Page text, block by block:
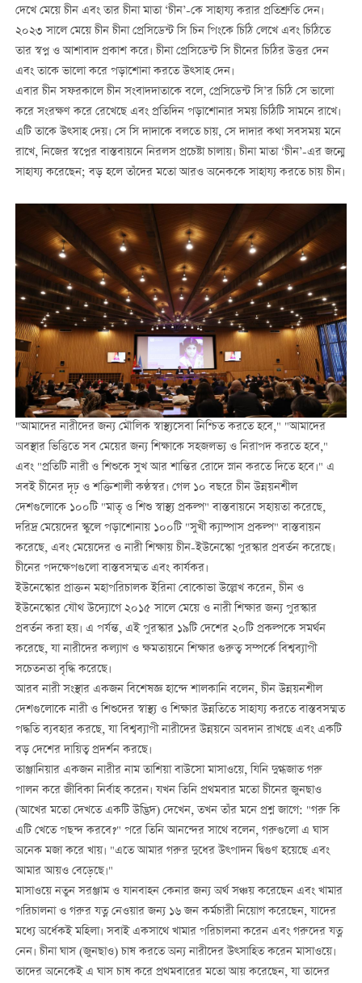
দেখে মেয়ে চীন এবং তার চীনা মাতা ‘চীন’-কে সাহায্য করার প্রতিশ্রুতি দেন।
২০২৩ সালে মেয়ে চীন চীনা প্রেসিডেন্ট সি চিন পিংকে চিঠি লেখে এবং চিঠিতে
তার স্বপ্ন ও আশাবাদ প্রকাশ করে। চীনা প্রেসিডেন্ট সি চীনের চিঠির উত্তর দেন
এবং তাকে ভালো করে পড়াশোনা করতে উত্সাহ দেন।
এবার চীন সফরকালে চীন সংবাদদাতাকে বলে, প্রেসিডেন্ট সি’র চিঠি সে ভালো
করে সংরক্ষণ করে রেখেছে এবং প্রতিদিন পড়াশোনার সময় চিঠিটি সামনে রাখে।
এটি তাকে উত্সাহ দেয়। সে সি দাদাকে বলতে চায়, সে দাদার কথা সবসময় মনে
রাখে, নিজের স্বপ্নের বাস্তবায়নে নিরলস প্রচেষ্টা চালায়। চীনা মাতা ‘চীন’-এর জন্মে
সাহায্য করেছেন; বড় হলে তাঁদের মতো আরও অনেককে সাহায্য করতে চায় চীন।
"আমাদের নারীদের জন্য মৌলিক স্বাস্থ্যসেবা নিশ্চিত করতে হবে," "আমাদের
অবস্থার ভিত্তিতে সব মেয়ের জন্য শিক্ষাকে সহজলভ্য ও নিরাপদ করতে হবে,"
এবং "প্রতিটি নারী ও শিশুকে সুখ আর শান্তির রোদে স্নান করতে দিতে হবে।" এ
সবই চীনের দৃঢ় ও শক্তিশালী কণ্ঠস্বর। গেল ১০ বছরে চীন উন্নয়নশীল
দেশগুলোকে ১০০টি "মাতৃ ও শিশু স্বাস্থ্য প্রকল্প" বাস্তবায়নে সহায়তা করেছে,
দরিদ্র মেয়েদের স্কুলে পড়াশোনায় ১০০টি "সুখী ক্যাম্পাস প্রকল্প" বাস্তবায়ন
করেছে, এবং মেয়েদের ও নারী শিক্ষায় চীন-ইউনেস্কো পুরস্কার প্রবর্তন করেছে।
চীনের পদক্ষেপগুলো বাস্তবসম্মত এবং কার্যকর।
ইউনেস্কোর প্রাক্তন মহাপরিচালক ইরিনা বোকোভা উল্লেখ করেন, চীন ও
ইউনেস্কোর যৌথ উদ্যোগে ২০১৫ সালে মেয়ে ও নারী শিক্ষার জন্য পুরস্কার
প্রবর্তন করা হয়। এ পর্যন্ত, এই পুরস্কার ১৯টি দেশের ২০টি প্রকল্পকে সমর্থন
করেছে, যা নারীদের কল্যাণ ও ক্ষমতায়নে শিক্ষার গুরুত্ব সম্পর্কে বিশ্বব্যাপী
সচেতনতা বৃদ্ধি করেছে।
আরব নারী সংস্থার একজন বিশেষজ্ঞ হান্দে শালকানি বলেন, চীন উন্নয়নশীল
দেশগুলোকে নারী ও শিশুদের স্বাস্থ্য ও শিক্ষার উন্নতিতে সাহায্য করতে বাস্তবসম্মত
পদ্ধতি ব্যবহার করছে, যা বিশ্বব্যাপী নারীদের উন্নয়নে অবদান রাখছে এবং একটি
বড় দেশের দায়িত্ব প্রদর্শন করছে।
তাঞ্জানিয়ার একজন নারীর নাম তাশিয়া বাউসো মাসাওয়ে, যিনি দুগ্ধজাত গরু
পালন করে জীবিকা নির্বাহ করেন। যখন তিনি প্রথমবার মতো চীনের জুনছাও
(আখের মতো দেখতে একটি উদ্ভিদ) দেখেন, তখন তাঁর মনে প্রশ্ন জাগে: "গরু কি
এটি খেতে পছন্দ করবে?" পরে তিনি আনন্দের সাথে বলেন, গরুগুলো এ ঘাস
অনেক মজা করে খায়। "এতে আমার গরুর দুধের উত্পাদন দ্বিগুণ হয়েছে এবং
আমার আয়ও বেড়েছে।"
মাসাওয়ে নতুন সরঞ্জাম ও যানবাহন কেনার জন্য অর্থ সঞ্চয় করেছেন এবং খামার
পরিচালনা ও গরুর যত্ন নেওয়ার জন্য ১৬ জন কর্মচারী নিয়োগ করেছেন, যাদের
মধ্যে অর্ধেকই মহিলা। সবাই একসাথে খামার পরিচালনা করেন এবং গরুদের যত্ন
নেন। চীনা ঘাস (জুনছাও) চাষ করতে অন্য নারীদের উত্সাহিত করেন মাসাওয়ে।
তাদের অনেকেই এ ঘাস চাষ করে প্রথমবারের মতো আয় করেছেন, যা তাদের